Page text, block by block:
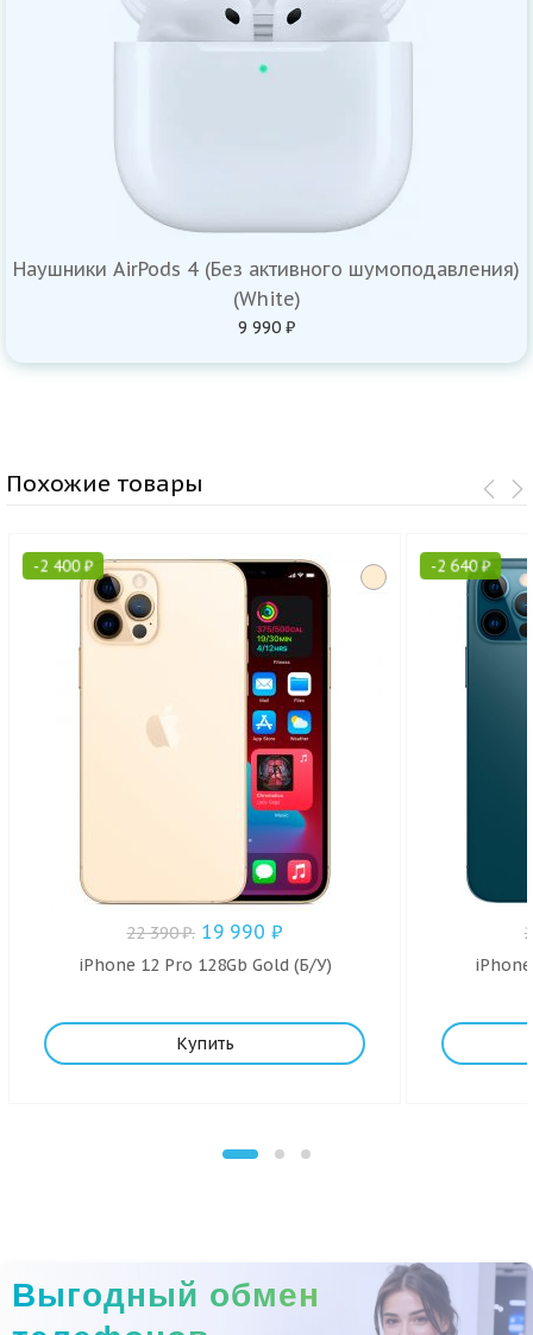
Наушники AirPods 4 (Без активного шумоподавления)
(White)
9 990 ₽
Похожие товары
-2 400₽
22 390₽. 19 990 ₽
iPhone 12 Pro 128Gb Gold (Б/У)
Купить
-2 640₽
Выгодный обмен